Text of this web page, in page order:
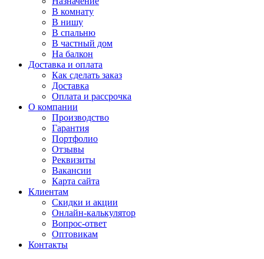
В комнату
В нишу
В спальню
В частный дом
На балкон
Доставка и оплата
Как сделать заказ
Доставка
Оплата и рассрочка
О компании
Производство
Гарантия
Портфолио
Отзывы
Реквизиты
Вакансии
Карта сайта
Клиентам
Скидки и акции
Онлайн-калькулятор
Вопрос-ответ
Оптовикам
Контакты